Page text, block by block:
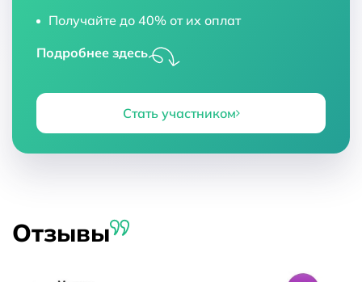
Получайте до 40% от их оплат
Подробнее здесь
Стать участником
Отзывы